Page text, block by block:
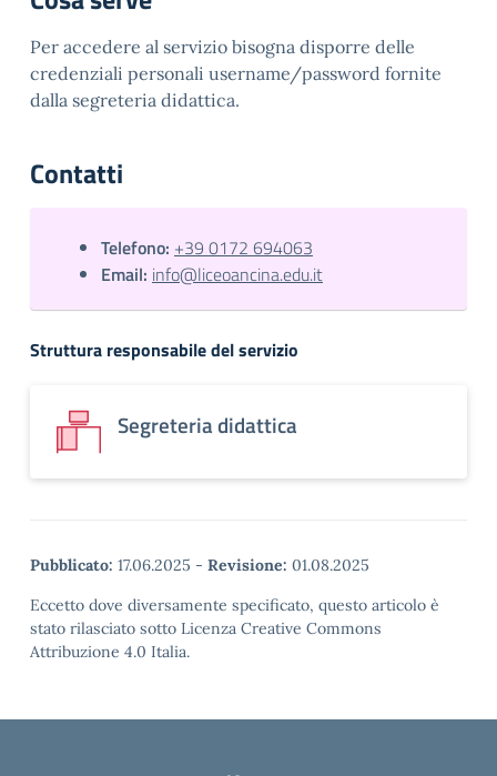
Per accedere al servizio bisogna disporre delle
credenziali personali username/password fornite
dalla segreteria didattica.
Contatti
Telefono: +39 0172 694063
Email: info@liceoancina.edu.it
Struttura responsabile del servizio
Segreteria didattica
Pubblicato: 17.06.2025 - Revisione: 01.08.2025
Eccetto dove diversamente specificato, questo articolo è
stato rilasciato sotto Licenza Creative Commons
Attribuzione 4.0 Italia.